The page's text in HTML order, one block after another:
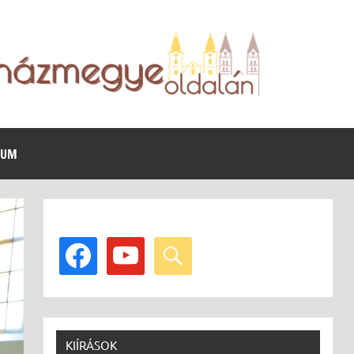
facebook youtube search
KIÍRÁSOK